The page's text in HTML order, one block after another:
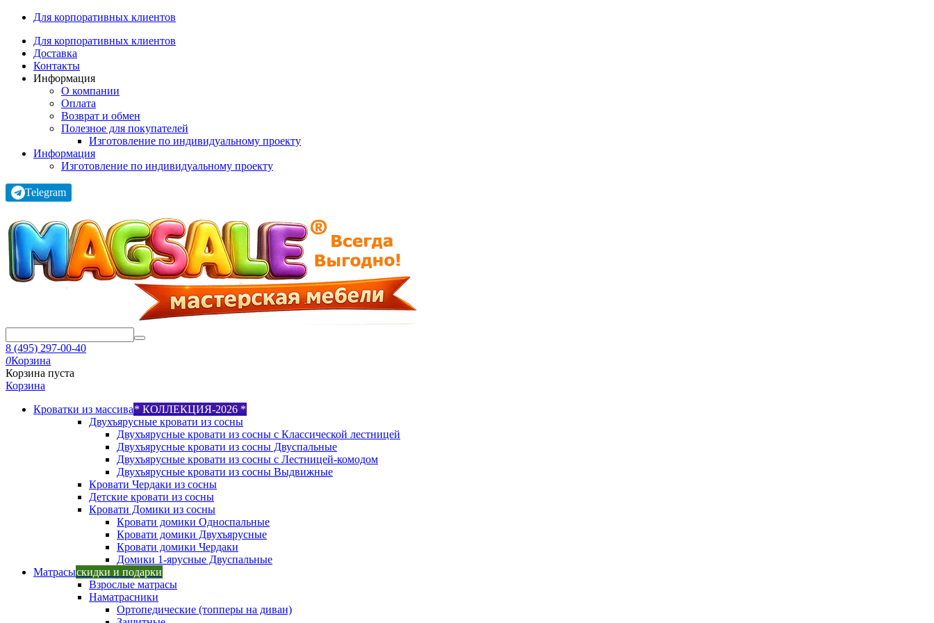
Для корпоративных клиентов
Для корпоративных клиентов
Доставка
Контакты
Информация
О компании
Оплата
Возврат и обмен
Полезное для покупателей
Изготовление по индивидуальному проекту
Информация
Изготовление по индивидуальному проекту
Telegram
8 (495) 297-00-40
0Корзина
Корзина пуста
Корзина
Кроватки из массива* КОЛЛЕКЦИЯ-2026 *
Двухъярусные кровати из сосны
Двухъярусные кровати из сосны с Классической лестницей
Двухъярусные кровати из сосны Двуспальные
Двухъярусные кровати из сосны с Лестницей-комодом
Двухъярусные кровати из сосны Выдвижные
Кровати Чердаки из сосны
Детские кровати из сосны
Кровати Домики из сосны
Кровати домики Односпальные
Кровати домики Двухъярусные
Кровати домики Чердаки
Домики 1-ярусные Двуспальные
Матрасыскидки и подарки
Взрослые матрасы
Наматрасники
Ортопедические (топперы на диван)